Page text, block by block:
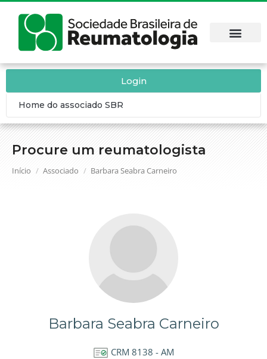
Procure um reumatologista
Você está aqui:
Início Associado Barbara Seabra Carneiro
Login
Home do associado SBR
Barbara Seabra Carneiro
CRM 8138 - AM